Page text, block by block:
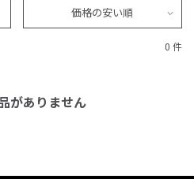
価格の安い順
0 件
がありません